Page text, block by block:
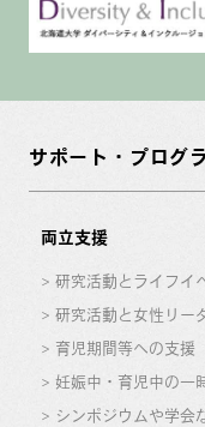
サポート・プログ
両立支援
研究活動とライフイ
研究活動と女性リー
育児期間等への支援
妊娠中・育児中の一
シンポジウムや学会